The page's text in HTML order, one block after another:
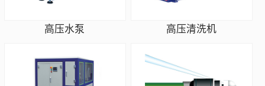
高压水泵 高压清洗机